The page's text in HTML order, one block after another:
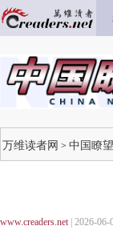
万维读者网 > 中国瞭望
www.creaders.net| 2026-06-